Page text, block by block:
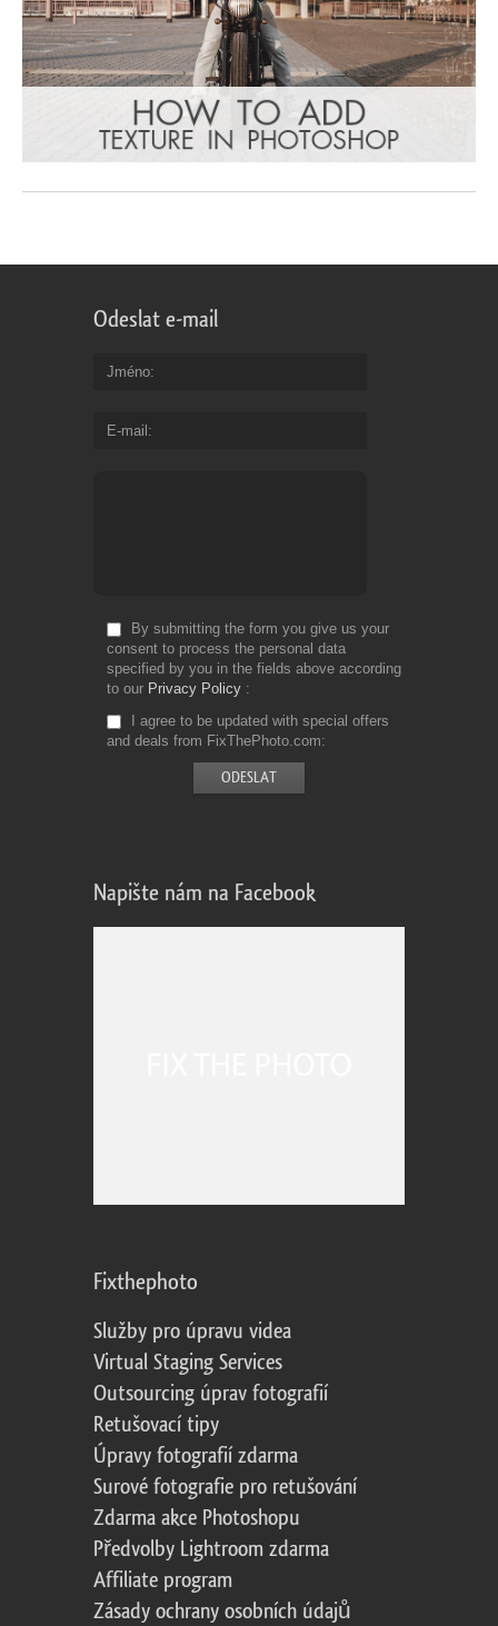
Odeslat e-mail
Jméno
E-mail
By submitting the form you give us your
consent to process the personal data
specified by you in the fields above according
to our Privacy Policy
I agree to be updated with special offers
and deals from FixThePhoto.com
Napište nám na Facebook
Fixthephoto
Služby pro úpravu videa
Virtual Staging Services
Outsourcing úprav fotografií
Retušovací tipy
Úpravy fotografií zdarma
Surové fotografie pro retušování
Zdarma akce Photoshopu
Předvolby Lightroom zdarma
Affiliate program
Zásady ochrany osobních údajů